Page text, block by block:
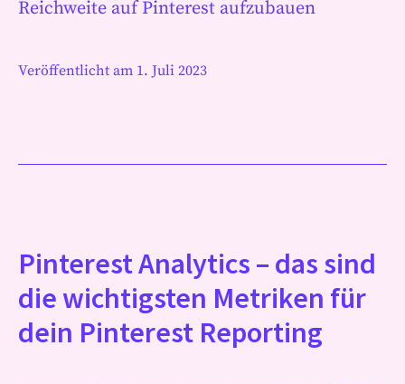
Reichweite auf Pinterest aufzubauen
Veröffentlicht am 1. Juli 2023
Pinterest Analytics – das sind
die wichtigsten Metriken für
dein Pinterest Reporting